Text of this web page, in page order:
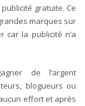
gratuite. Ce
marques sur
car la publicité n’a
de l’argent
blogueurs ou
effort et après